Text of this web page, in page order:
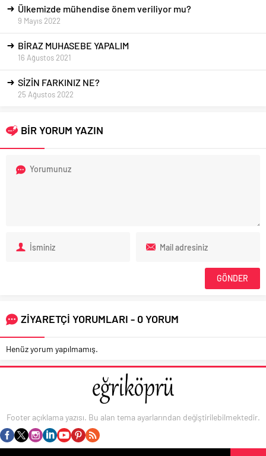
Ülkemizde mühendise önem veriliyor mu?
9 Mayıs 2022
BİRAZ MUHASEBE YAPALIM
16 Ağustos 2021
SİZİN FARKINIZ NE?
25 Ağustos 2022
BİR YORUM YAZIN
ZİYARETÇİ YORUMLARI - 0 YORUM
Henüz yorum yapılmamış.
Footer açıklama yazısı. Bu alan tema ayarlarından değiştirilebilmektedir.